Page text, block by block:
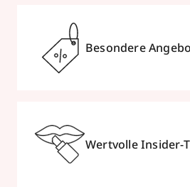
Besondere
Wertvolle Insider-